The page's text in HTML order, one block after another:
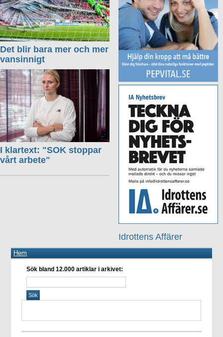
Idrottens Affärer
Det blir bara mer och mer
vansinnigt
I klartext: "SOK stoppar
vårt arbete"
Hem
Sök bland 12.000 artiklar i arkivet: